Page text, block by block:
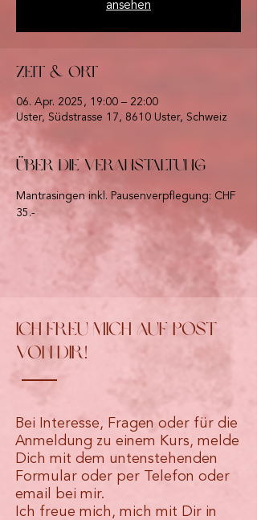
ansehen
Zeit & Ort
06. Apr. 2025, 19:00 – 22:00
Uster, Südstrasse 17, 8610 Uster, Schweiz
Über die Veranstaltung
Mantrasingen inkl. Pausenverpflegung: CHF
35.-
Ich freu mich auf Post
von dir!
Bei Interesse, Fragen oder für die
Anmeldung zu einem Kurs, melde
Dich mit dem untenstehenden
Formular oder per Telefon oder
email bei mir.
Ich freue mich, mich mit Dir in